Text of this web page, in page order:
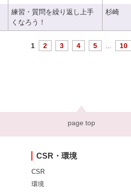
練習・質問を繰り返し上手
くなろう！
杉崎
1 2 3 4 5 10
page top
CSR・環境
CSR
環境